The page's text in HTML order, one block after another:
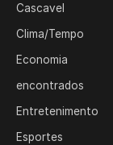
Cascavel
Clima/Tempo
Economia
encontrados
Entretenimento
Esportes